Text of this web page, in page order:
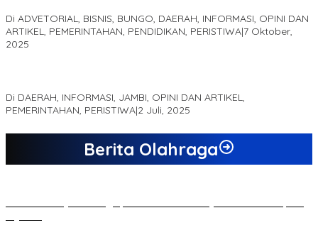
Di ADVETORIAL, BISNIS, BUNGO, DAERAH, INFORMASI, OPINI DAN
ARTIKEL, PEMERINTAHAN, PENDIDIKAN, PERISTIWA|7 Oktober,
2025
Di DAERAH, INFORMASI, JAMBI, OPINI DAN ARTIKEL,
PEMERINTAHAN, PERISTIWA|2 Juli, 2025
Berita Olahraga